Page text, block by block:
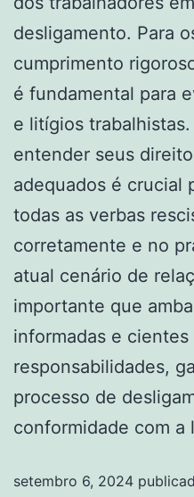
desligamento. Para
cumprimento
é fundamental para
e litígios
entender seus
adequados é crucial
todas as verbas
corretamente e no
atual cenário de
importante que
informadas e cientes
responsabilidades,
processo de
conformidade com a
setembro 6, 2024